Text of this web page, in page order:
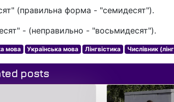
(правильна форма - "семидесят").
- (неправильно - "восьмидесят").
мова Українська мова Лінгвістика Числівник
posts